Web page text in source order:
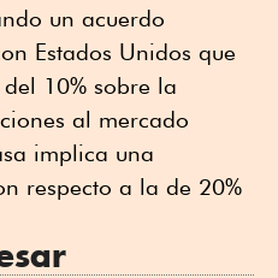
un acuerdo
Estados Unidos que
10% sobre la
al mercado
implica una
respecto a la de 20%